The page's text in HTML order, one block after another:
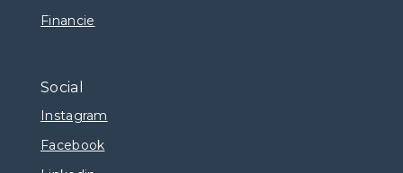
Financie
Social
Instagram
Facebook